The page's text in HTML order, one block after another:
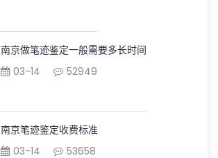
南京做笔迹鉴定一般需要多长时间
03-14
52949
南京笔迹鉴定收费标准
03-14
53658